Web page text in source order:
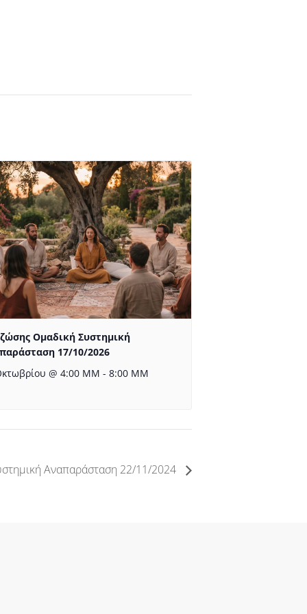
Ομαδική Συστημική
17/10/2026
@ 4:00 ΜΜ - 8:00 ΜΜ
Αναπαράσταση 22/11/2024